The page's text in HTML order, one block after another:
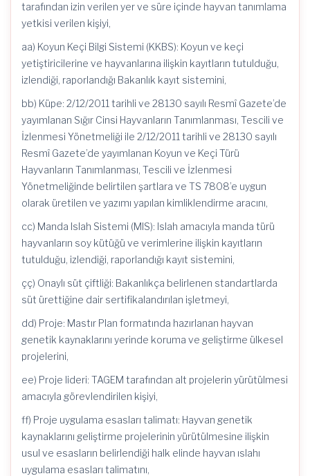
tarafından izin verilen yer ve süre içinde hayvan tanımlama
yetkisi verilen kişiyi,
aa) Koyun Keçi Bilgi Sistemi (KKBS): Koyun ve keçi
yetiştiricilerine ve hayvanlarına ilişkin kayıtların tutulduğu,
izlendiği, raporlandığı Bakanlık kayıt sistemini,
bb) Küpe: 2/12/2011 tarihli ve 28130 sayılı Resmî Gazete’de
yayımlanan Sığır Cinsi Hayvanların Tanımlanması, Tescili ve
İzlenmesi Yönetmeliği ile 2/12/2011 tarihli ve 28130 sayılı
Resmî Gazete’de yayımlanan Koyun ve Keçi Türü
Hayvanların Tanımlanması, Tescili ve İzlenmesi
Yönetmeliğinde belirtilen şartlara ve TS 7808’e uygun
olarak üretilen ve yazımı yapılan kimliklendirme aracını,
cc) Manda Islah Sistemi (MIS): Islah amacıyla manda türü
hayvanların soy kütüğü ve verimlerine ilişkin kayıtların
tutulduğu, izlendiği, raporlandığı kayıt sistemini,
çç) Onaylı süt çiftliği: Bakanlıkça belirlenen standartlarda
süt ürettiğine dair sertifikalandırılan işletmeyi,
dd) Proje: Mastır Plan formatında hazırlanan hayvan
genetik kaynaklarını yerinde koruma ve geliştirme ülkesel
projelerini,
ee) Proje lideri: TAGEM tarafından alt projelerin yürütülmesi
amacıyla görevlendirilen kişiyi,
ff) Proje uygulama esasları talimatı: Hayvan genetik
kaynaklarını geliştirme projelerinin yürütülmesine ilişkin
usul ve esasların belirlendiği halk elinde hayvan ıslahı
uygulama esasları talimatını,